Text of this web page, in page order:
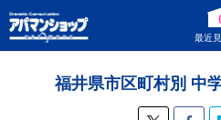
最近
福井県市区町村別 中